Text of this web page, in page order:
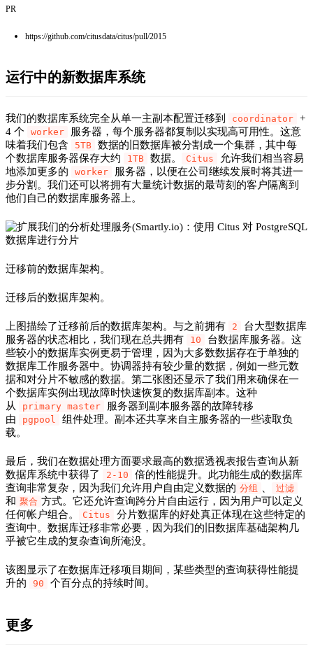
PR
https://github.com/citusdata/citus/pull/2015
运行中的新数据库系统
我们的数据库系统完全从单一主副本配置迁移到 coordinator +
4 个
worker
服务器，每个服务器都复制以实现高可用性。这意
味着我们包含
5TB 数据的旧数据库被分割成一个集群，其中每
个数据库服务器保存大约
1TB 数据。 Citus
允许我们相当容易
地添加更多的
worker
服务器，以便在公司继续发展时将其进一
步分割。我们还可以将拥有大量统计数据的最苛刻的客户隔离到
他们自己的数据库服务器上。
迁移前的数据库架构。
迁移后的数据库架构。
上图描绘了迁移前后的数据库架构。与之前拥有 2
台大型数据库
服务器的状态相比，我们现在总共拥有
10
台数据库服务器。这
些较小的数据库实例更易于管理，因为大多数数据存在于单独的
数据库工作服务器中。协调器持有较少量的数据，例如一些元数
据和对分片不敏感的数据。第二张图还显示了我们用来确保在一
个数据库实例出现故障时快速恢复的数据库副本。这种
从
primary master
服务器到副本服务器的故障转移
由
pgpool
组件处理。副本还共享来自主服务器的一些读取负
载。
最后，我们在数据处理方面要求最高的数据透视表报告查询从新
数据库系统中获得了
2-10
倍的性能提升。此功能生成的数据库
查询非常复杂，因为我们允许用户自由定义数据的 分组 、 过滤
和 聚合 方式。它还允许查询跨分片自由运行，因为用户可以定义
任何帐户组合。
Citus
分片数据库的好处真正体现在这些特定的
查询中。数据库迁移非常必要，因为我们的旧数据库基础架构几
乎被它生成的复杂查询所淹没。
该图显示了在数据库迁移项目期间，某些类型的查询获得性能提
升的
90 个百分点的持续时间。
更多